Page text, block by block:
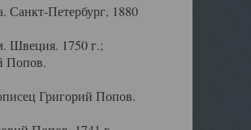
Санкт-Петербург, 1880
Швеция. 1750 г.;
Попов.
Григорий Попов.